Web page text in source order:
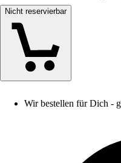
Nicht reservierbar
Wir bestellen für Dich -